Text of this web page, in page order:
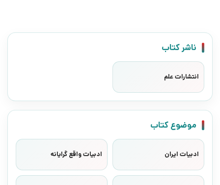
ناشر کتاب
انتشارات علم
موضوع کتاب
ادبیات ایران ادبیات واقع گرایانه